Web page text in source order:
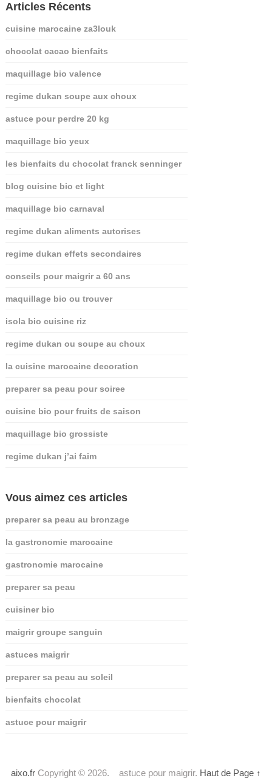
Articles Récents
cuisine marocaine za3louk
chocolat cacao bienfaits
maquillage bio valence
regime dukan soupe aux choux
astuce pour perdre 20 kg
maquillage bio yeux
les bienfaits du chocolat franck senninger
blog cuisine bio et light
maquillage bio carnaval
regime dukan aliments autorises
regime dukan effets secondaires
conseils pour maigrir a 60 ans
maquillage bio ou trouver
isola bio cuisine riz
regime dukan ou soupe au choux
la cuisine marocaine decoration
preparer sa peau pour soiree
cuisine bio pour fruits de saison
maquillage bio grossiste
regime dukan j’ai faim
Vous aimez ces articles
preparer sa peau au bronzage
la gastronomie marocaine
gastronomie marocaine
preparer sa peau
cuisiner bio
maigrir groupe sanguin
astuces maigrir
preparer sa peau au soleil
bienfaits chocolat
astuce pour maigrir
aixo.frCopyright © 2026. astuce pour maigrir. Haut de Page ↑